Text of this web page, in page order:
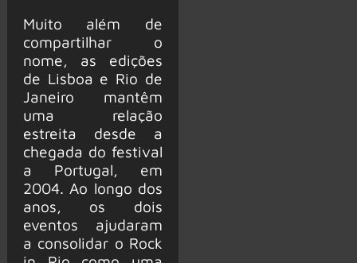
Muito além de
compartilhar o
nome, as edições
de Lisboa e Rio de
Janeiro mantêm
uma relação
estreita desde a
chegada do festival
a Portugal, em
2004. Ao longo dos
anos, os dois
eventos ajudaram
a consolidar o Rock